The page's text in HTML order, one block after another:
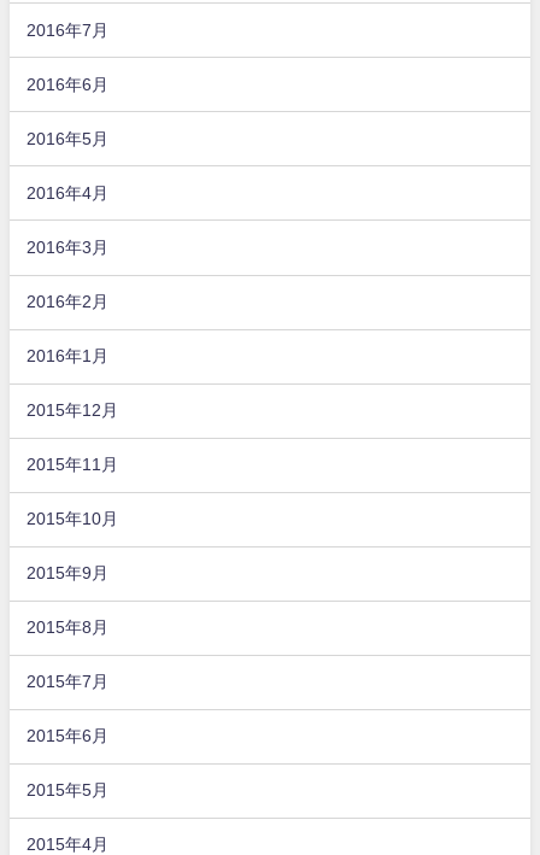
2016年7月
2016年6月
2016年5月
2016年4月
2016年3月
2016年2月
2016年1月
2015年12月
2015年11月
2015年10月
2015年9月
2015年8月
2015年7月
2015年6月
2015年5月
2015年4月